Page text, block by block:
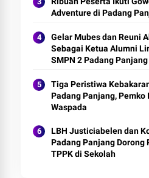
Adventure di Padang
Gelar Mubes dan Reuni
Sebagai Ketua Alumni
SMPN 2 Padang Panjang
Tiga Peristiwa
Padang Panjang, Pemko
Waspada
LBH Justiciabelen dan
Padang Panjang Dorong
TPPK di Sekolah